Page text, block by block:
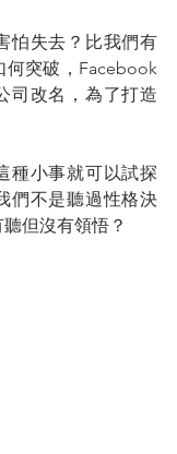
怕失去？比我們有
何突破，Facebook
司改名，為了打造
種小事就可以試探
們不是聽過性格決
但沒有領悟？